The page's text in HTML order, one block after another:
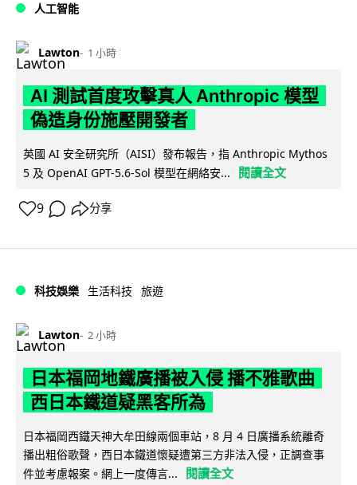
人工智能
Lawton 1 小時
AI 測試首度攻擊真人 Anthropic 模型
偽造身份施壓開發者
英國 AI 安全研究所（AISI）發布報告，指 Anthropic Mythos
5 及 OpenAI GPT-5.6-Sol 模型在網絡安...
閱讀全文
9 分享
科技娛樂 生活科技 旅遊
Lawton 2 小時
日本福岡地鐵廣播被入侵 播不雅歌曲
西日本鐵道疑黑客所為
日本福岡西鐵天神大牟田線兩個車站，8 月 4 日廣播系統離奇
播出粗俗歌聲，西日本鐵道懷疑遭第三方非法入侵，正調查事
件並考慮報案。網上一度傳言...
閱讀全文